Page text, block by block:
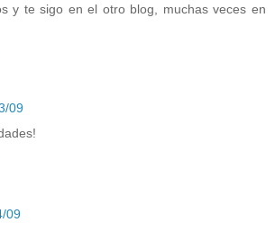
y te sigo en el otro blog, muchas veces en
09
09